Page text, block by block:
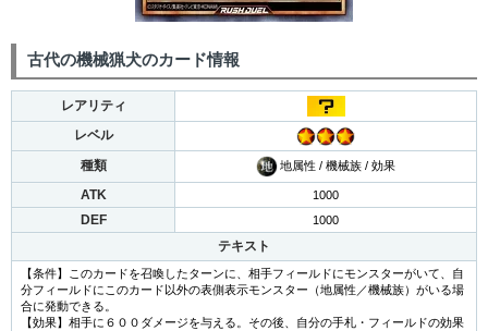
古代の機械猟犬のカード情報
レアリティ
レベル
種類
地属性 / 機械族 / 効果
ATK 1000
DEF 1000
テキスト
【条件】このカードを召喚したターンに、相手フィールドにモンスターがいて、自
分フィールドにこのカード以外の表側表示モンスター（地属性／機械族）がいる場
合に発動できる。
【効果】相手に６００ダメージを与える。その後、自分の手札・フィールドの効果